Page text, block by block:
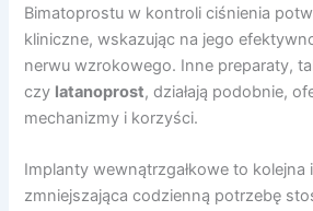
Bimatoprostu w kontroli ciśnienia
kliniczne, wskazując na jego
nerwu wzrokowego. Inne preparaty,
czy latanoprost, działają podobnie,
mechanizmy i korzyści.
Implanty wewnątrzgałkowe to kolejna
zmniejszająca codzienną potrzebę